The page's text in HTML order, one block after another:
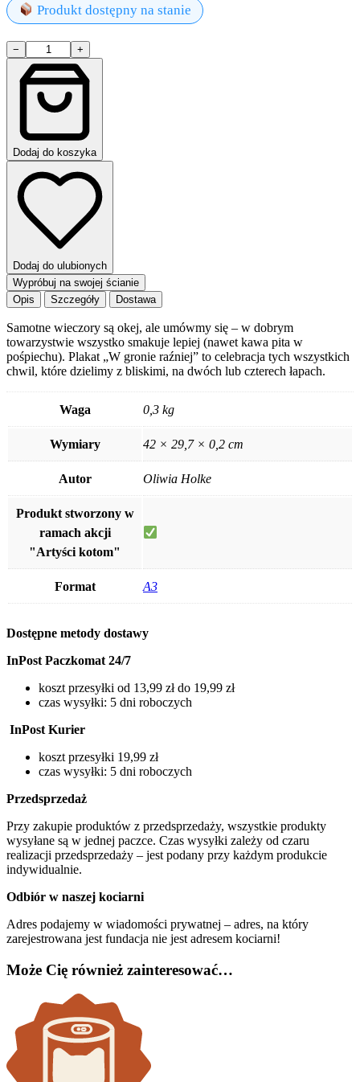
Produkt dostępny na stanie
ilość
W
GRONIE
RAŹNIEJ
− +
Dodaj do koszyka
Dodaj do ulubionych
Wypróbuj na swojej ścianie
Opis
Szczegóły Dostawa
Samotne wieczory są okej, ale umówmy się – w dobrym
towarzystwie wszystko smakuje lepiej (nawet kawa pita w
pośpiechu). Plakat „W gronie raźniej” to celebracja tych wszystkich
chwil, które dzielimy z bliskimi, na dwóch lub czterech łapach.
Waga 0,3 kg
Wymiary 42 × 29,7 × 0,2 cm
Autor Oliwia Holke
Produkt stworzony w
ramach akcji
"Artyści kotom"
Format A3
Dostępne metody dostawy
InPost Paczkomat 24/7
koszt przesyłki od 13,99 zł do 19,99 zł
czas wysyłki: 5 dni roboczych
InPost Kurier
koszt przesyłki 19,99 zł
czas wysyłki: 5 dni roboczych
Przedsprzedaż
Przy zakupie produktów z przedsprzedaży, wszystkie produkty
wysyłane są w jednej paczce. Czas wysyłki zależy od czaru
realizacji przedsprzedaży – jest podany przy każdym produkcie
indywidualnie.
Odbiór w naszej kociarni
Adres podajemy w wiadomości prywatnej – adres, na który
zarejestrowana jest fundacja nie jest adresem kociarni!
Może Cię również zainteresować…